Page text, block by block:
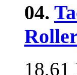
04.
18,61